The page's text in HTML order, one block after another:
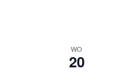
WO
20